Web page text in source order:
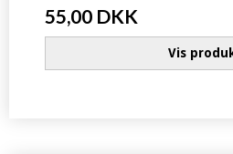
55,00 DKK
Vis